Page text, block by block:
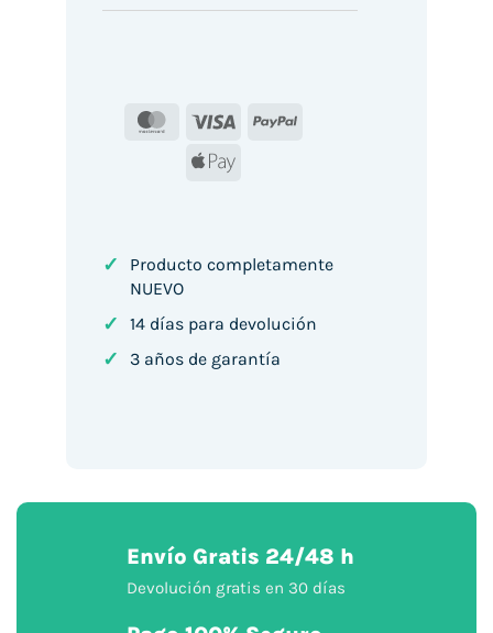
MasterCard
Visa
PayPal
Apple
✓
Producto completamente
NUEVO
✓ 14 días para devolución
✓ 3 años de garantía
Envío Gratis 24/48 h
Devolución gratis en 30 días